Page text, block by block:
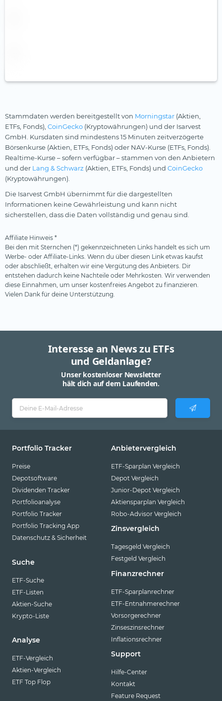
Stammdaten werden bereitgestellt von Morningstar (Aktien,
ETFs, Fonds), CoinGecko (Kryptowährungen) und der Isarvest
GmbH. Kursdaten sind mindestens 15 Minuten zeitverzögerte
Börsenkurse (Aktien, ETFs, Fonds) oder NAV-Kurse (ETFs, Fonds).
Realtime-Kurse – sofern verfügbar – stammen von den Anbietern
und der Lang & Schwarz (Aktien, ETFs, Fonds) und CoinGecko
(Kryptowährungen).
Die Isarvest GmbH übernimmt für die dargestellten
Informationen keine Gewährleistung und kann nicht
sicherstellen, dass die Daten vollständig und genau sind.
Affiliate Hinweis *
Bei den mit Sternchen (*) gekennzeichneten Links handelt es sich um
Werbe- oder Affiliate-Links. Wenn du über diesen Link etwas kaufst
oder abschließt, erhalten wir eine Vergütung des Anbieters. Dir
entstehen dadurch keine Nachteile oder Mehrkosten. Wir verwenden
diese Einnahmen, um unser kostenfreies Angebot zu finanzieren.
Vielen Dank für deine Unterstützung.
Interesse an News zu ETFs
und Geldanlage?
Unser kostenloser Newsletter
hält dich auf dem Laufenden.
Portfolio Tracker
Preise
Depotsoftware
Dividenden Tracker
Portfolioanalyse
Portfolio Tracker
Portfolio Tracking App
Datenschutz & Sicherheit
Suche
ETF-Suche
ETF-Listen
Aktien-Suche
Krypto-Liste
Analyse
ETF-Vergleich
Aktien-Vergleich
ETF Top Flop
Anbietervergleich
ETF-Sparplan Vergleich
Depot Vergleich
Junior-Depot Vergleich
Aktiensparplan Vergleich
Robo-Advisor Vergleich
Zinsvergleich
Tagesgeld Vergleich
Festgeld Vergleich
Finanzrechner
ETF-Sparplanrechner
ETF-Entnahmerechner
Vorsorgerechner
Zinseszinsrechner
Inflationsrechner
Support
Hilfe-Center
Kontakt
Feature Request